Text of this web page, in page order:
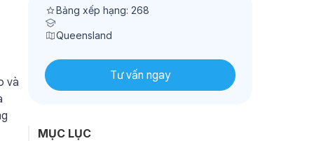
và
Bảng xếp hạng: 268
Queensland
Tư vấn ngay
MỤC LỤC